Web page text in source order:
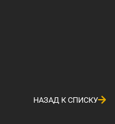
НАЗАД К СПИСКУ